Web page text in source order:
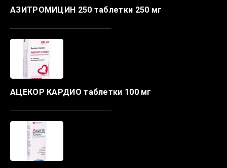
АЗИТРОМИЦИН 250 таблетки 250 мг
АЦЕКОР КАРДИО таблетки 100 мг